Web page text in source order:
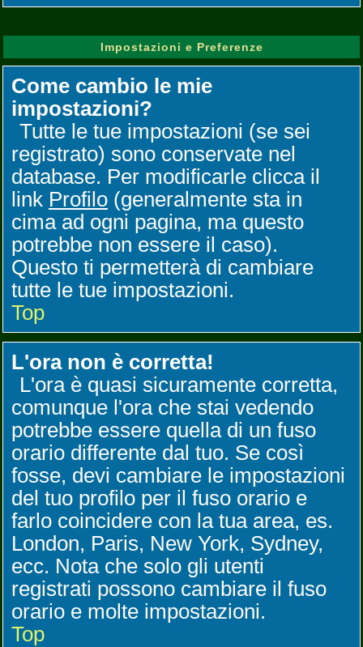
Impostazioni e Preferenze
Come cambio le mie
impostazioni?
Tutte le tue impostazioni (se sei
registrato) sono conservate nel
database. Per modificarle clicca il
link Profilo (generalmente sta in
cima ad ogni pagina, ma questo
potrebbe non essere il caso).
Questo ti permetterà di cambiare
tutte le tue impostazioni.
Top
L'ora non è corretta!
L'ora è quasi sicuramente corretta,
comunque l'ora che stai vedendo
potrebbe essere quella di un fuso
orario differente dal tuo. Se così
fosse, devi cambiare le impostazioni
del tuo profilo per il fuso orario e
farlo coincidere con la tua area, es.
London, Paris, New York, Sydney,
ecc. Nota che solo gli utenti
registrati possono cambiare il fuso
orario e molte impostazioni.
Top